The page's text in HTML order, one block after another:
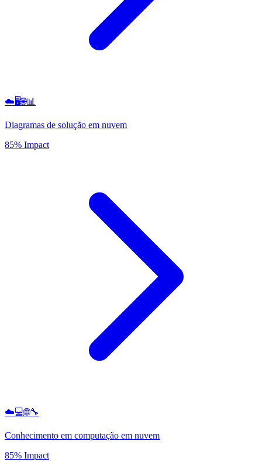
☁️🖥️🌐📊
Diagramas de solução em nuvem
85% Impact
☁️💻🌐🔧
Conhecimento em computação em nuvem
85% Impact